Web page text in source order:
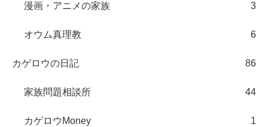
漫画・アニメの家族 3
オウム真理教 6
カゲロウの日記 86
家族問題相談所 44
カゲロウMoney 1